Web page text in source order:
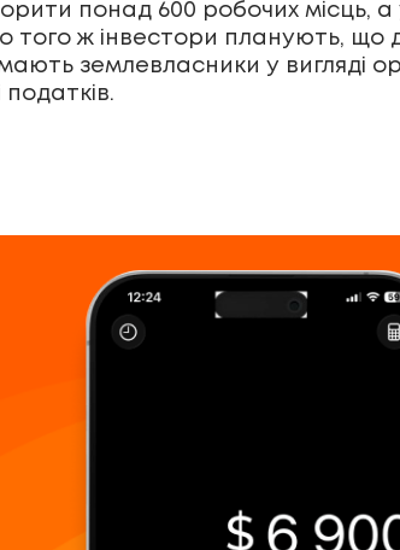
понад 600 робочих місць, а
того ж інвестори планують, що
землевласники у вигляді